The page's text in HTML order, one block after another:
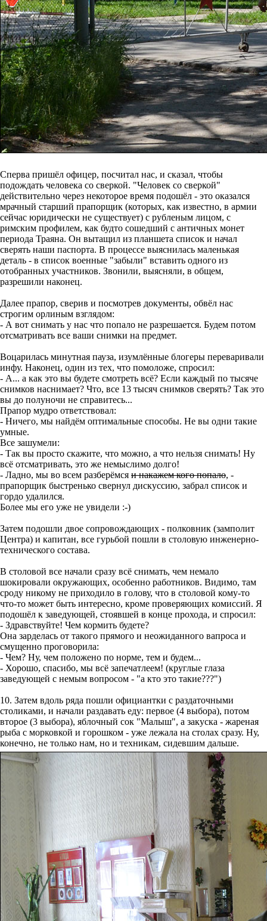
Сперва пришёл офицер, посчитал нас, и сказал, чтобы
подождать человека со сверкой. "Человек со сверкой"
действительно через некоторое время подошёл - это оказался
мрачный старший прапорщик (которых, как известно, в армии
сейчас юридически не существует) с рубленым лицом, с
римским профилем, как будто сошедший с античных монет
периода Траяна. Он вытащил из планшета список и начал
сверять наши паспорта. В процессе выяснилась маленькая
деталь - в список военные "забыли" вставить одного из
отобранных участников. Звонили, выясняли, в общем,
разрешили наконец.
Далее прапор, сверив и посмотрев документы, обвёл нас
строгим орлиным взглядом:
- А вот снимать у нас что попало не разрешается. Будем потом
отсматривать все ваши снимки на предмет.
Воцарилась минутная пауза, изумлённые блогеры переваривали
инфу. Наконец, один из тех, что помоложе, спросил:
- А... а как это вы будете смотреть всё? Если каждый по тысяче
снимков наснимает? Что, все 13 тысяч снимков сверять? Так это
вы до полуночи не справитесь...
Прапор мудро ответствовал:
- Ничего, мы найдём оптимальные способы. Не вы одни такие
умные.
Все зашумели:
- Так вы просто скажите, что можно, а что нельзя снимать! Ну
всё отсматривать, это же немыслимо долго!
- Ладно, мы во всем разберёмся и накажем кого попало, -
прапорщик быстренько свернул дискуссию, забрал список и
гордо удалился.
Более мы его уже не увидели :-)
Затем подошли двое сопровождающих - полковник (замполит
Центра) и капитан, все гурьбой пошли в столовую инженерно-
технического состава.
В столовой все начали сразу всё снимать, чем немало
шокировали окружающих, особенно работников. Видимо, там
сроду никому не приходило в голову, что в столовой кому-то
что-то может быть интересно, кроме проверяющих комиссий. Я
подошёл к заведующей, стоявшей в конце прохода, и спросил:
- Здравствуйте! Чем кормить будете?
Она зарделась от такого прямого и неожиданного вапроса и
смущенно проговорила:
- Чем? Ну, чем положено по норме, тем и будем...
- Хорошо, спасибо, мы всё запечатлеем! (круглые глаза
заведующей с немым вопросом - "а кто это такие???")
10. Затем вдоль ряда пошли официантки с раздаточными
столиками, и начали раздавать еду: первое (4 выбора), потом
второе (3 выбора), яблочный сок "Малыш", а закуска - жареная
рыба с морковкой и горошком - уже лежала на столах сразу. Ну,
конечно, не только нам, но и техникам, сидевшим дальше.